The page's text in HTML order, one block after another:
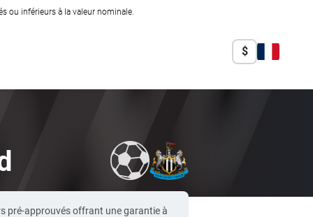
ou inférieurs à la valeur nominale.
$
pré-approuvés offrant une garantie à